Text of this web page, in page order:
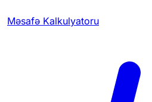
Məsafə Kalkulyatoru